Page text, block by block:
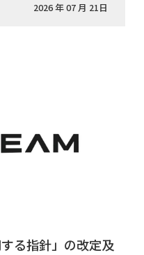
2026 年 07 月 21日
る指針」の改定及